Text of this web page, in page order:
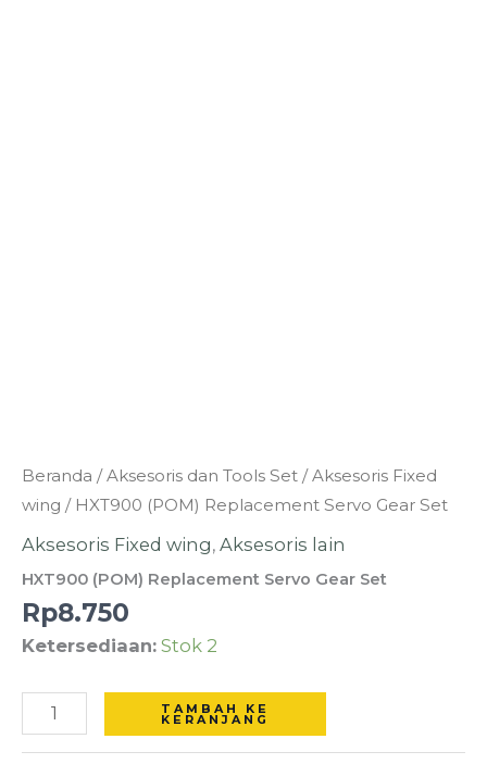
Beranda /Aksesoris dan Tools Set /Aksesoris Fixed
wing / HXT900 (POM) Replacement Servo Gear Set
Aksesoris Fixed wing, Aksesoris lain
HXT900 (POM) Replacement Servo Gear Set
Rp8.750
Ketersediaan: Stok 2
Kuantitas
HXT900
(POM)
Servo
Gear
Set
TAMBAH KE
KERANJANG